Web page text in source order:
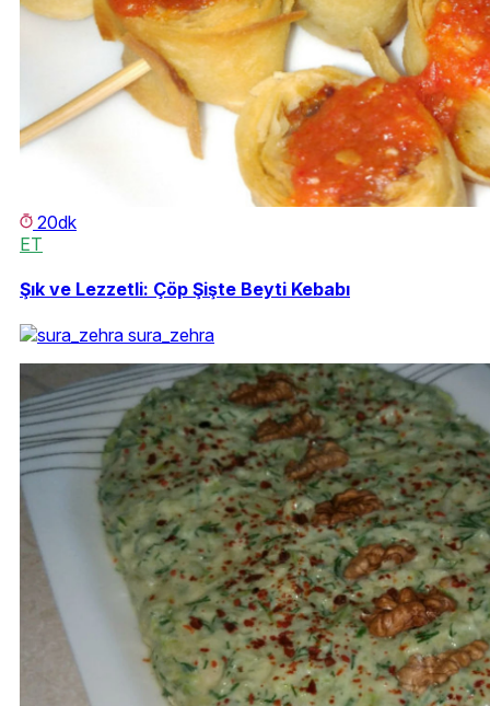
20dk
ET
Şık ve Lezzetli: Çöp Şişte Beyti Kebabı
sura_zehra